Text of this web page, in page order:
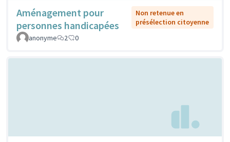
Aménagement pour
personnes handicapées
Non retenue en
présélection citoyenne
anonyme
2 0